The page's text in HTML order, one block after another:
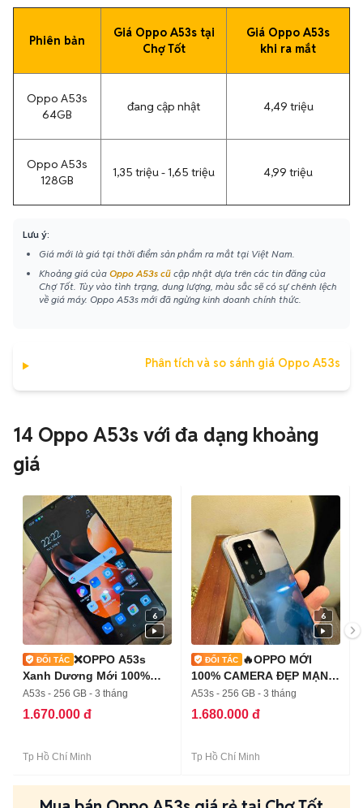
Phiên bản
Giá Oppo A53s tại
Chợ Tốt
Giá Oppo A53s
khi ra mắt
Oppo A53s
64GB
đang cập nhật 4,49 triệu
Oppo A53s
128GB
1,35 triệu - 1,65 triệu 4,99 triệu
Lưu ý:
Giá mới là giá tại thời điểm sản phẩm ra mắt tại Việt Nam.
Khoảng giá của Oppo A53s cũ cập nhật dựa trên các tin đăng của
Chợ Tốt. Tùy vào tình trạng, dung lượng, màu sắc sẽ có sự chênh lệch
về giá máy. Oppo A53s mới đã ngừng kinh doanh chính thức.
Phân tích và so sánh giá Oppo A53s
14 Oppo A53s với đa dạng khoảng
giá
6
❌OPPO A53s
Xanh Dương Mới 100%
Mượt mà❌
A53s - 256 GB - 3 tháng
1.670.000 đ
Tp Hồ Chí Minh
6
🔥OPPO MỚI
100% CAMERA ĐẸP MẠNH
MẼ🔥
A53s - 256 GB - 3 tháng
1.680.000 đ
Tp Hồ Chí Minh